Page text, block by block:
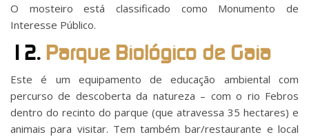
O mosteiro está classificado como Monumento de
Interesse Público.
12. Parque Biológico de Gaia
Este é um equipamento de educação ambiental com
percurso de descoberta da natureza – com o rio Febros
dentro do recinto do parque (que atravessa 35 hectares) e
animais para visitar. Tem também bar/restaurante e local